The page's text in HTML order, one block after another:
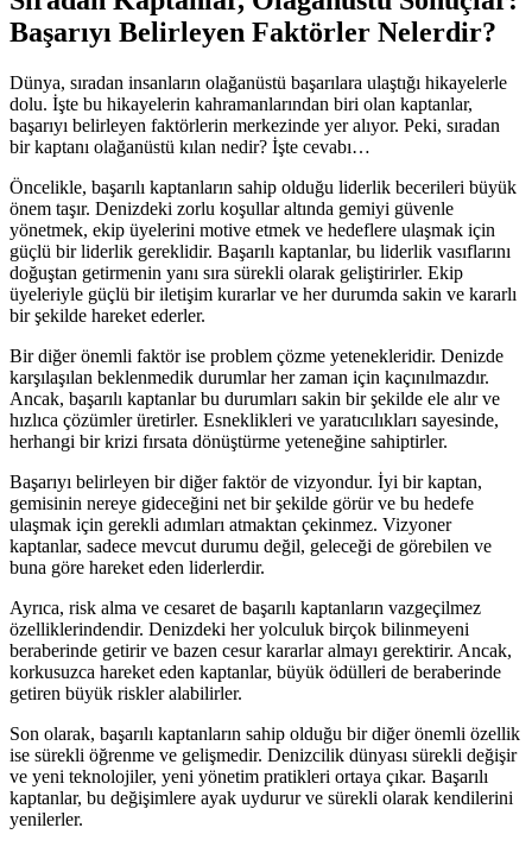
Başarıyı Belirleyen Faktörler Nelerdir?
Dünya, sıradan insanların olağanüstü başarılara ulaştığı hikayelerle
dolu. İşte bu hikayelerin kahramanlarından biri olan kaptanlar,
başarıyı belirleyen faktörlerin merkezinde yer alıyor. Peki, sıradan
bir kaptanı olağanüstü kılan nedir? İşte cevabı…
Öncelikle, başarılı kaptanların sahip olduğu liderlik becerileri büyük
önem taşır. Denizdeki zorlu koşullar altında gemiyi güvenle
yönetmek, ekip üyelerini motive etmek ve hedeflere ulaşmak için
güçlü bir liderlik gereklidir. Başarılı kaptanlar, bu liderlik vasıflarını
doğuştan getirmenin yanı sıra sürekli olarak geliştirirler. Ekip
üyeleriyle güçlü bir iletişim kurarlar ve her durumda sakin ve kararlı
bir şekilde hareket ederler.
Bir diğer önemli faktör ise problem çözme yetenekleridir. Denizde
karşılaşılan beklenmedik durumlar her zaman için kaçınılmazdır.
Ancak, başarılı kaptanlar bu durumları sakin bir şekilde ele alır ve
hızlıca çözümler üretirler. Esneklikleri ve yaratıcılıkları sayesinde,
herhangi bir krizi fırsata dönüştürme yeteneğine sahiptirler.
Başarıyı belirleyen bir diğer faktör de vizyondur. İyi bir kaptan,
gemisinin nereye gideceğini net bir şekilde görür ve bu hedefe
ulaşmak için gerekli adımları atmaktan çekinmez. Vizyoner
kaptanlar, sadece mevcut durumu değil, geleceği de görebilen ve
buna göre hareket eden liderlerdir.
Ayrıca, risk alma ve cesaret de başarılı kaptanların vazgeçilmez
özelliklerindendir. Denizdeki her yolculuk birçok bilinmeyeni
beraberinde getirir ve bazen cesur kararlar almayı gerektirir. Ancak,
korkusuzca hareket eden kaptanlar, büyük ödülleri de beraberinde
getiren büyük riskler alabilirler.
Son olarak, başarılı kaptanların sahip olduğu bir diğer önemli özellik
ise sürekli öğrenme ve gelişmedir. Denizcilik dünyası sürekli değişir
ve yeni teknolojiler, yeni yönetim pratikleri ortaya çıkar. Başarılı
kaptanlar, bu değişimlere ayak uydurur ve sürekli olarak kendilerini
yenilerler.